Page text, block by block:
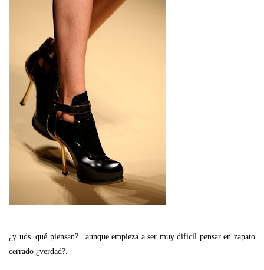
¿y uds. qué piensan?...aunque empieza a ser muy dificil pensar en zapato
cerrado ¿verdad?.